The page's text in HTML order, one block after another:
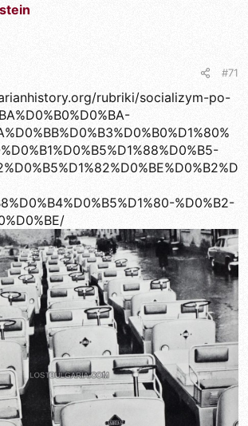
#71
rubriki/socializym-po-
%D0%B2-